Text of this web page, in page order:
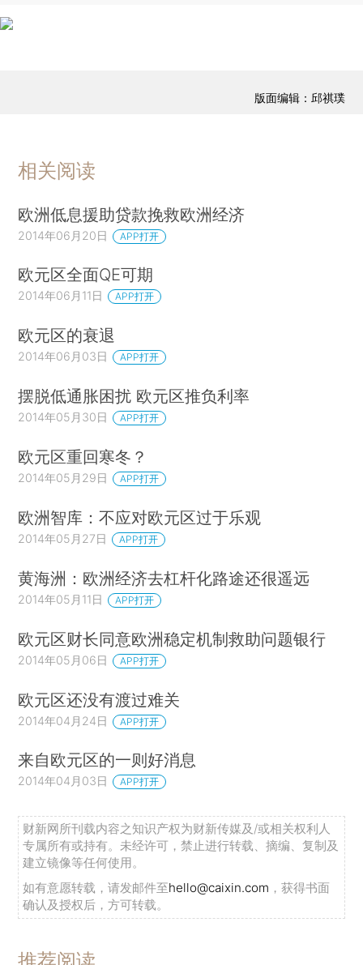
版面编辑：邱祺璞
相关阅读
欧洲低息援助贷款挽救欧洲经济
2014年06月20日 APP打开
欧元区全面QE可期
2014年06月11日 APP打开
欧元区的衰退
2014年06月03日 APP打开
摆脱低通胀困扰 欧元区推负利率
2014年05月30日 APP打开
欧元区重回寒冬？
2014年05月29日 APP打开
欧洲智库：不应对欧元区过于乐观
2014年05月27日 APP打开
黄海洲：欧洲经济去杠杆化路途还很遥远
2014年05月11日 APP打开
欧元区财长同意欧洲稳定机制救助问题银行
2014年05月06日 APP打开
欧元区还没有渡过难关
2014年04月24日 APP打开
来自欧元区的一则好消息
2014年04月03日 APP打开
财新网所刊载内容之知识产权为财新传媒及/或相关权利人
专属所有或持有。未经许可，禁止进行转载、摘编、复制及
建立镜像等任何使用。
如有意愿转载，请发邮件至hello@caixin.com ，获得书面
确认及授权后，方可转载。
推荐阅读